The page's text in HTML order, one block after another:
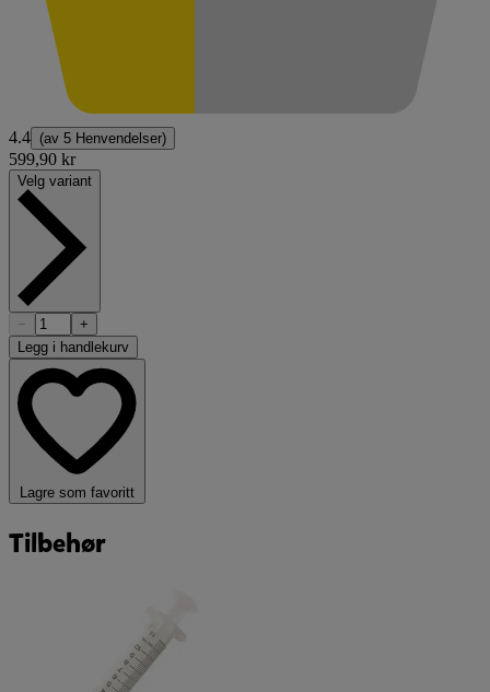
4.4 (av 5 Henvendelser)
599,90 kr
Velg variant
−
+
Legg i handlekurv
Lagre som favoritt
Tilbehør